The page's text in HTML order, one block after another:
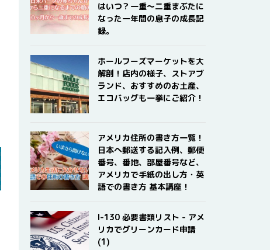
はいつ？一重〜二重まぶたに
なった一年間の息子の成長記
録。
ホールフーズマーケットを大
解剖！店内の様子、ストアブ
ランド、おすすめのお土産、
エコバッグも一挙にご紹介！
アメリカ住所の書き方一覧！
日本へ郵送する記入例、郵便
番号、番地、部屋番号など、
アメリカで手紙の出し方・英
語での書き方 基本講座！
I-130 必要書類リスト - アメ
リカでグリーンカード申請
(1)